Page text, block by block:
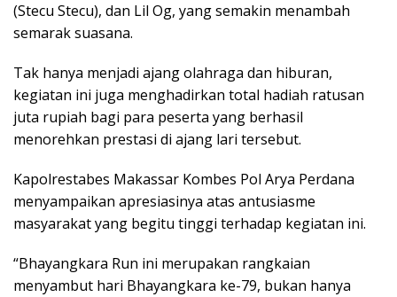
(Stecu Stecu), dan Lil Og, yang semakin menambah
semarak suasana.
Tak hanya menjadi ajang olahraga dan hiburan,
kegiatan ini juga menghadirkan total hadiah ratusan
juta rupiah bagi para peserta yang berhasil
menorehkan prestasi di ajang lari tersebut.
Kapolrestabes Makassar Kombes Pol Arya Perdana
menyampaikan apresiasinya atas antusiasme
masyarakat yang begitu tinggi terhadap kegiatan ini.
“Bhayangkara Run ini merupakan rangkaian
menyambut hari Bhayangkara ke-79, bukan hanya